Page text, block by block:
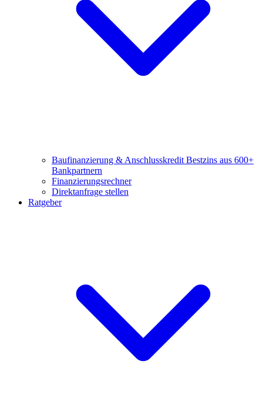
Baufinanzierung & Anschlusskredit Bestzins aus 600+
Bankpartnern
Finanzierungsrechner
Direktanfrage stellen
Ratgeber